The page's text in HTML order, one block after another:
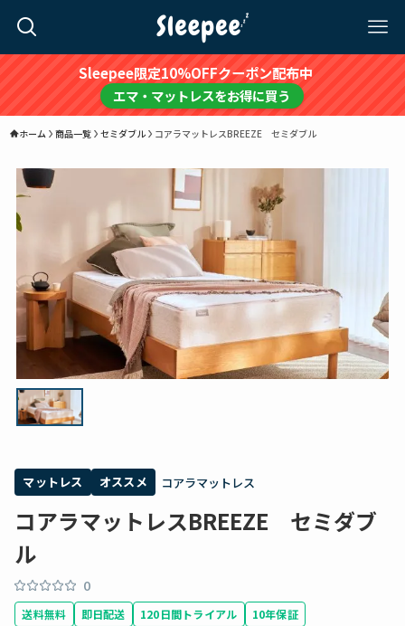
Sleepee限定10%OFFクーポン配布中
エマ・マットレスをお得に買う
ホーム 商品一覧 セミダブル コアラマットレスBREEZE セミダブル
マットレス オススメ コアラマットレス
コアラマットレスBREEZE セミダブ
ル
0
送料無料 即日配送 120日間トライアル 10年保証